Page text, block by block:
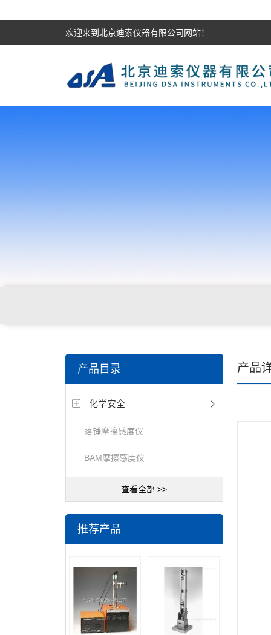
欢迎来到北京迪索仪器有限公司网站！
产品目录
化学安全
落锤摩擦感度仪
BAM摩擦感度仪
查看全部 >>
推荐产品
产品